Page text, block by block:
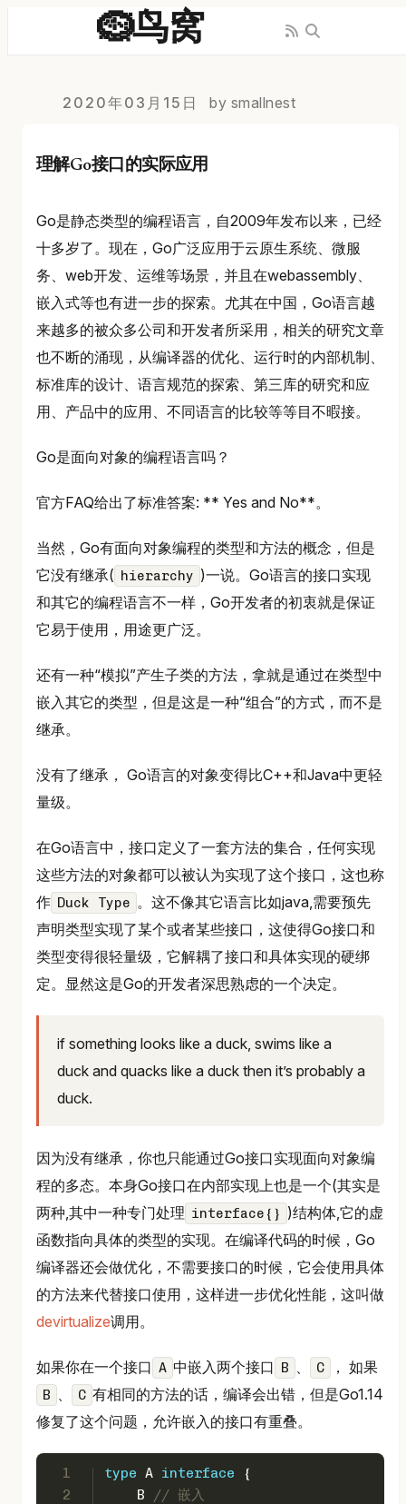
🪹鸟窝
2020年03月15日 by smallnest
理解Go接口的实际应用
Go是静态类型的编程语言，自2009年发布以来，已经
十多岁了。现在，Go广泛应用于云原生系统、微服
务、web开发、运维等场景，并且在webassembly、
嵌入式等也有进一步的探索。尤其在中国，Go语言越
来越多的被众多公司和开发者所采用，相关的研究文章
也不断的涌现，从编译器的优化、运行时的内部机制、
标准库的设计、语言规范的探索、第三库的研究和应
用、产品中的应用、不同语言的比较等等目不暇接。
Go是面向对象的编程语言吗？
官方FAQ给出了标准答案: ** Yes and No**。
当然，Go有面向对象编程的类型和方法的概念，但是
它没有继承( hierarchy )一说。Go语言的接口实现
和其它的编程语言不一样，Go开发者的初衷就是保证
它易于使用，用途更广泛。
还有一种“模拟”产生子类的方法，拿就是通过在类型中
嵌入其它的类型，但是这是一种“组合”的方式，而不是
继承。
没有了继承， Go语言的对象变得比C++和Java中更轻
量级。
在Go语言中，接口定义了一套方法的集合，任何实现
这些方法的对象都可以被认为实现了这个接口，这也称
作 Duck Type 。这不像其它语言比如java,需要预先
声明类型实现了某个或者某些接口，这使得Go接口和
类型变得很轻量级，它解耦了接口和具体实现的硬绑
定。显然这是Go的开发者深思熟虑的一个决定。
if something looks like a duck, swims like a
duck and quacks like a duck then it’s probably a
duck.
因为没有继承，你也只能通过Go接口实现面向对象编
程的多态。本身Go接口在内部实现上也是一个(其实是
两种,其中一种专门处理 interface{} )结构体,它的虚
函数指向具体的类型的实现。在编译代码的时候，Go
编译器还会做优化，不需要接口的时候，它会使用具体
的方法来代替接口使用，这样进一步优化性能，这叫做
devirtualize调用。
如果你在一个接口 A 中嵌入两个接口 B C ， 如果
B C 有相同的方法的话，编译会出错，但是Go1.14
修复了这个问题，允许嵌入的接口有重叠。
1
2
type A interface {
    B
// 嵌入